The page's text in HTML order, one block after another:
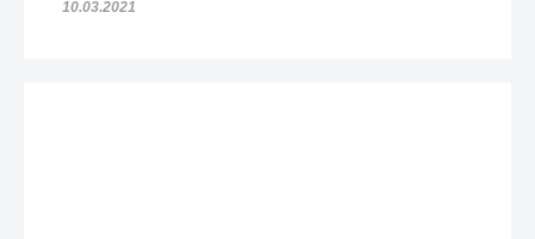
10.03.2021